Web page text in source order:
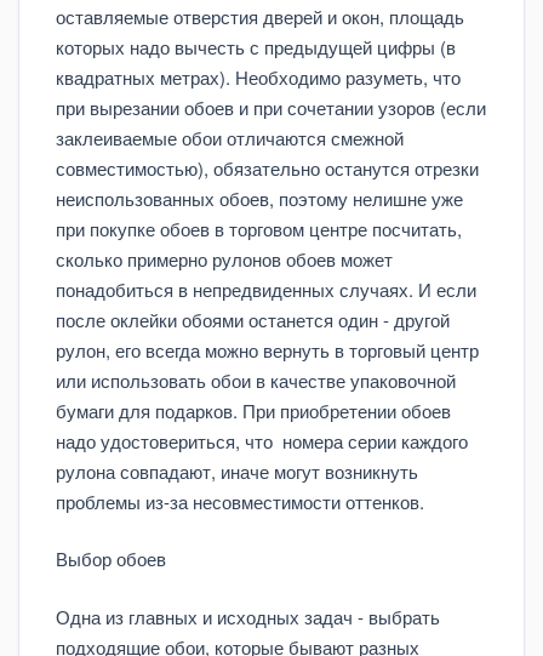
оставляемые отверстия дверей и окон, площадь
которых надо вычесть с предыдущей цифры (в
квадратных метрах). Необходимо разуметь, что
при вырезании обоев и при сочетании узоров (если
заклеиваемые обои отличаются смежной
совместимостью), обязательно останутся отрезки
неиспользованных обоев, поэтому нелишне уже
при покупке обоев в торговом центре посчитать,
сколько примерно рулонов обоев может
понадобиться в непредвиденных случаях. И если
после оклейки обоями останется один - другой
рулон, его всегда можно вернуть в торговый центр
или использовать обои в качестве упаковочной
бумаги для подарков. При приобретении обоев
надо удостовериться, что номера серии каждого
рулона совпадают, иначе могут возникнуть
проблемы из-за несовместимости оттенков.
Выбор обоев
Одна из главных и исходных задач - выбрать
подходящие обои, которые бывают разных